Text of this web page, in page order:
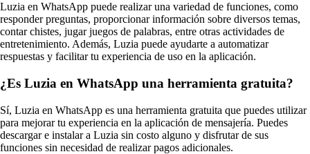
Luzia en WhatsApp puede realizar una variedad de funciones, como
responder preguntas, proporcionar información sobre diversos temas,
contar chistes, jugar juegos de palabras, entre otras actividades de
entretenimiento. Además, Luzia puede ayudarte a automatizar
respuestas y facilitar tu experiencia de uso en la aplicación.
¿Es Luzia en WhatsApp una herramienta gratuita?
Sí, Luzia en WhatsApp es una herramienta gratuita que puedes utilizar
para mejorar tu experiencia en la aplicación de mensajería. Puedes
descargar e instalar a Luzia sin costo alguno y disfrutar de sus
funciones sin necesidad de realizar pagos adicionales.